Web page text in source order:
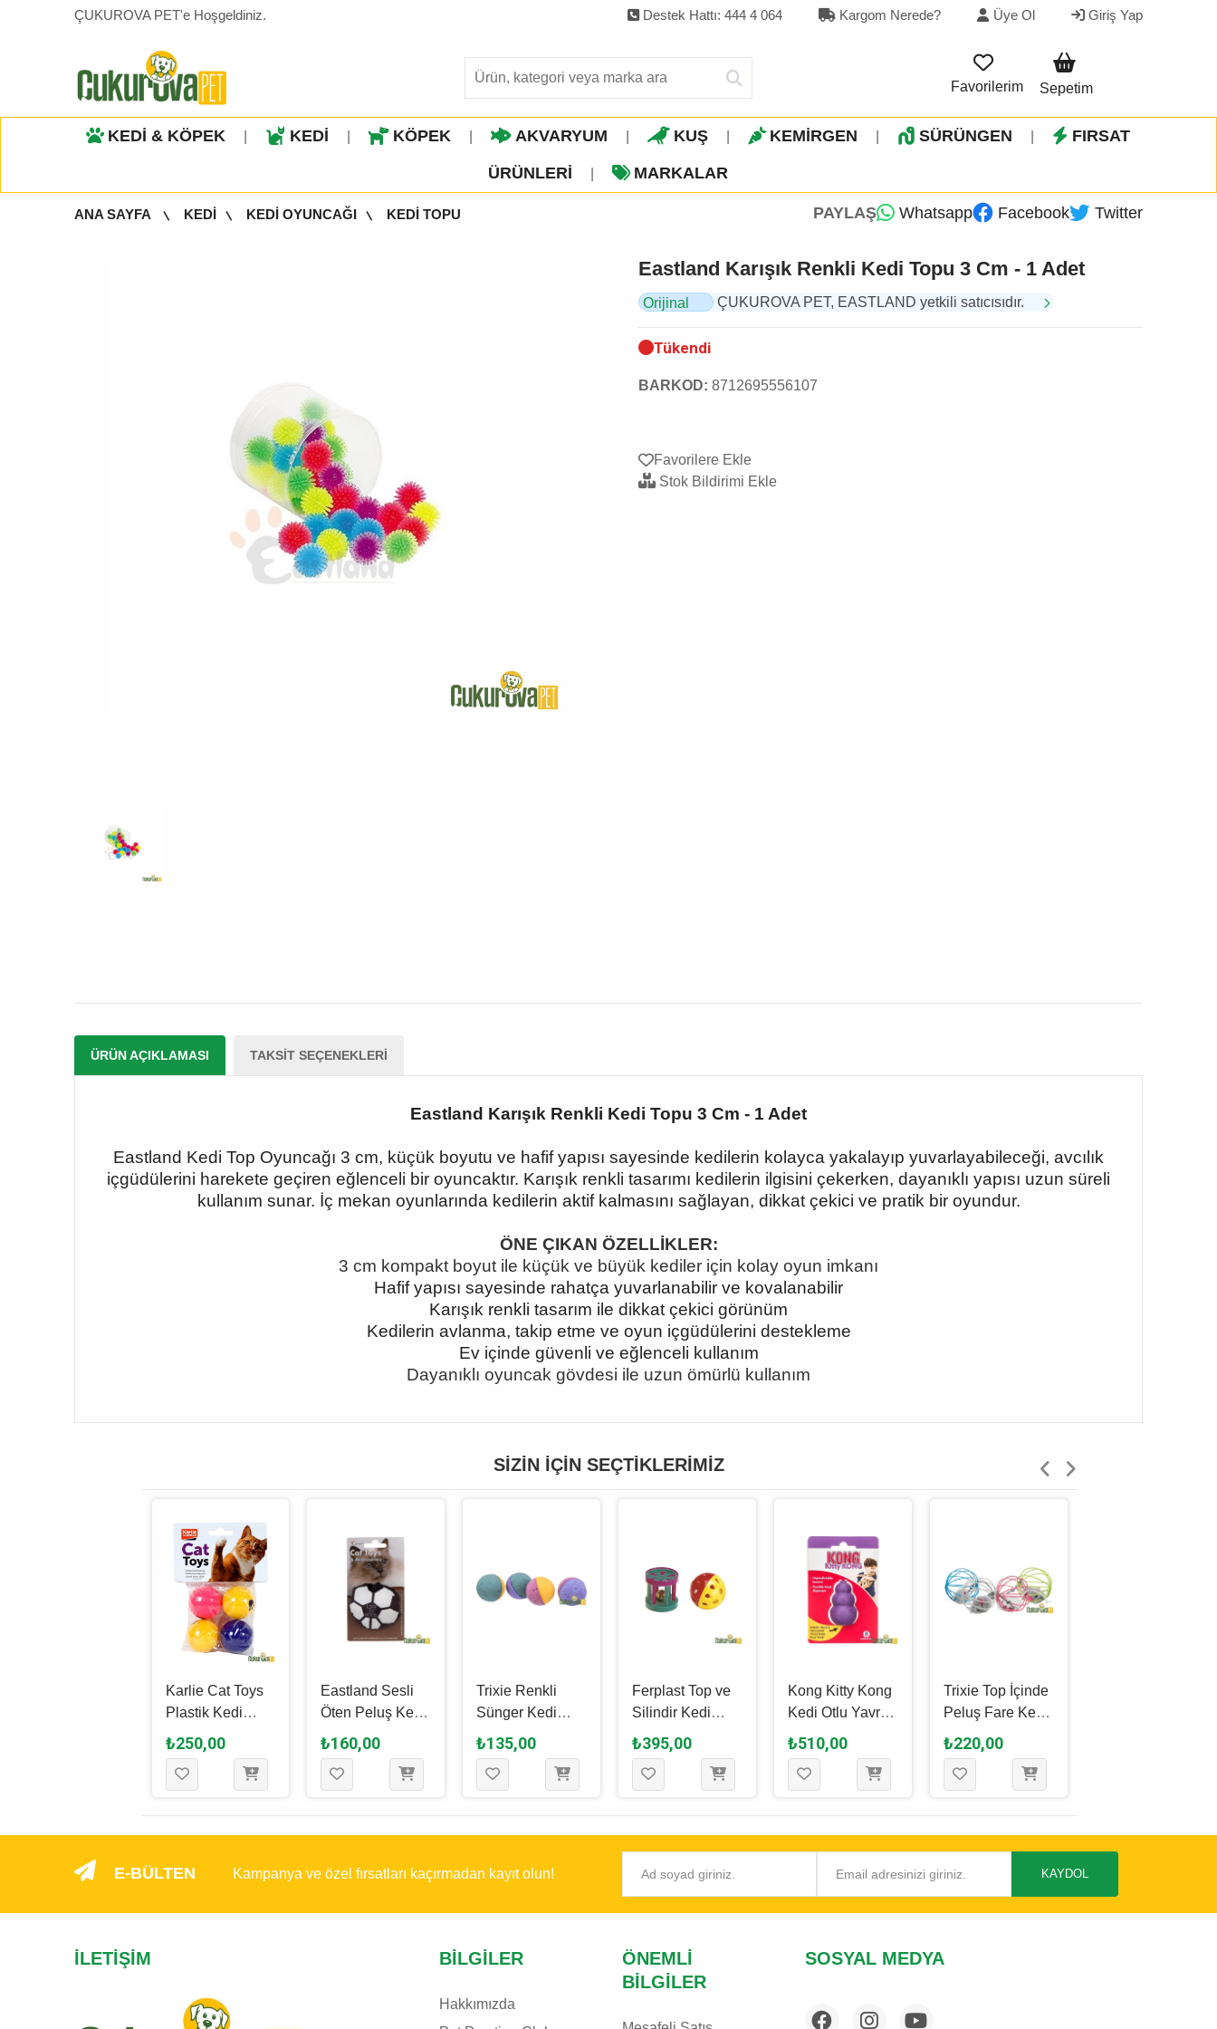
ÇUKUROVA PET'e Hoşgeldiniz. Destek Hattı: 444 4 064 Kargom Nerede? Üye Ol Giriş Yap
Favorilerim Sepetim
KEDİ & KÖPEK KEDİ KÖPEK AKVARYUM KUŞ KEMİRGEN SÜRÜNGEN FIRSAT
ÜRÜNLERI MARKALAR
ANA SAYFA KEDİ KEDİ OYUNCAĞI KEDİ TOPU PAYLAŞ Whatsapp Facebook Twitter
Eastland Karışık Renkli Kedi Topu 3 Cm - 1 Adet
Orijinal
ÇUKUROVA PET, EASTLAND yetkili satıcısıdır.
Tükendi
BARKOD: 8712695556107
Favorilere Ekle
Stok Bildirimi Ekle
ÜRÜN AÇIKLAMASI TAKSIT SEÇENEKLERI
Eastland Karışık Renkli Kedi Topu 3 Cm - 1 Adet
Eastland Kedi Top Oyuncağı 3 cm, küçük boyutu ve hafif yapısı sayesinde kedilerin kolayca yakalayıp yuvarlayabileceği, avcılık
içgüdülerini harekete geçiren eğlenceli bir oyuncaktır. Karışık renkli tasarımı kedilerin ilgisini çekerken, dayanıklı yapısı uzun süreli
kullanım sunar. İç mekan oyunlarında kedilerin aktif kalmasını sağlayan, dikkat çekici ve pratik bir oyundur.
ÖNE ÇIKAN ÖZELLİKLER:
3 cm kompakt boyut ile küçük ve büyük kediler için kolay oyun imkanı
Hafif yapısı sayesinde rahatça yuvarlanabilir ve kovalanabilir
Karışık renkli tasarım ile dikkat çekici görünüm
Kedilerin avlanma, takip etme ve oyun içgüdülerini destekleme
Ev içinde güvenli ve eğlenceli kullanım
Dayanıklı oyuncak gövdesi ile uzun ömürlü kullanım
SIZIN İÇIN SEÇTIKLERIMIZ
Karlie Cat Toys
Plastik Kedi
Topu 4 Cm - 4
Adet
₺250,00
Eastland Sesli
Öten Peluş Kedi
Topu 7 Cm
₺160,00
Trixie Renkli
Sünger Kedi
Topu Karışık
Renkli 4.3 Cm -
1 Adet
₺135,00
Ferplast Top ve
Silindir Kedi
Oyuncağı 4 Cm
₺395,00
Kong Kitty Kong
Kedi Otlu Yavru
Kedi Oyuncağı 5
Cm
₺510,00
Trixie Top İçinde
Peluş Fare Kedi
Oyuncağı Karışık
Renkli 6 Cm - 1
Adet
₺220,00
E-BÜLTEN Kampanya ve özel fırsatları kaçırmadan kayıt olun! KAYDOL
İLETIŞIM BILGILER
Hakkımızda
ÖNEMLI
BILGILER
SOSYAL MEDYA